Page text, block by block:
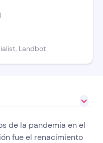
Landbot
de la pandemia en el
fue el renacimiento